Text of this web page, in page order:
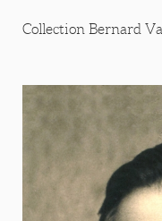
Collection Bernard